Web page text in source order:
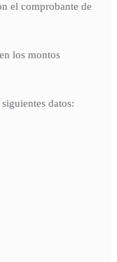
el comprobante de
los montos
datos: